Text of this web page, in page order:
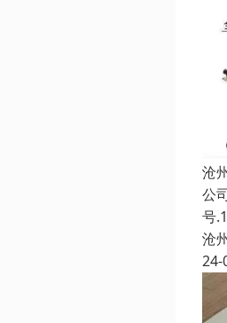
沧
公
号
沧
24-